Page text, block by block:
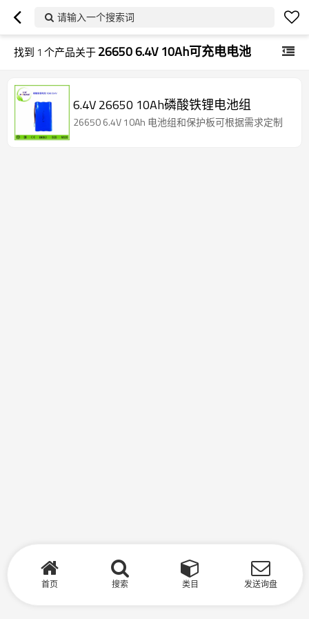
请输入一个搜索词
找到 1 个产品关于26650 6.4V 10Ah可充电电池
6.4V 26650 10Ah磷酸铁锂电池组
26650 6.4V 10Ah 电池组和保护板可根据需求定制
首页 搜索 类目 发送询盘